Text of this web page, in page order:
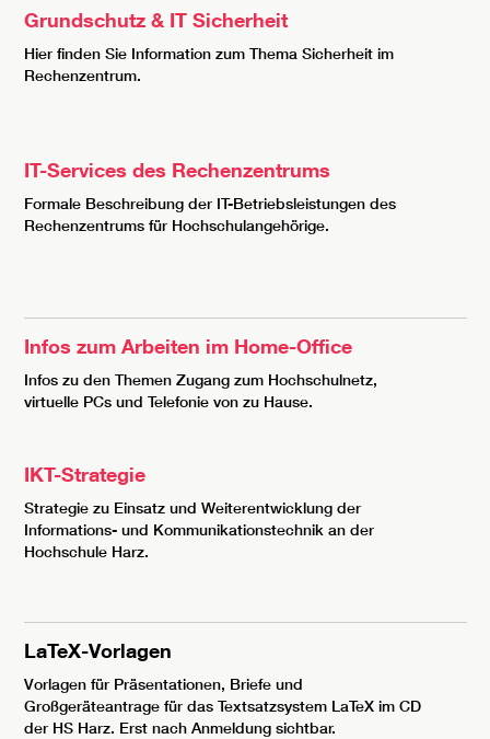
Grundschutz & IT Sicherheit
Hier finden Sie Information zum Thema Sicherheit im
Rechenzentrum.
IT-Services des Rechenzentrums
Formale Beschreibung der IT-Betriebsleistungen des
Rechenzentrums für Hochschulangehörige.
Infos zum Arbeiten im Home-Office
Infos zu den Themen Zugang zum Hochschulnetz,
virtuelle PCs und Telefonie von zu Hause.
IKT-Strategie
Strategie zu Einsatz und Weiterentwicklung der
Informations- und Kommunikationstechnik an der
Hochschule Harz.
LaTeX-Vorlagen
Vorlagen für Präsentationen, Briefe und
Großgeräteantrage für das Textsatzsystem LaTeX im CD
der HS Harz. Erst nach Anmeldung sichtbar.